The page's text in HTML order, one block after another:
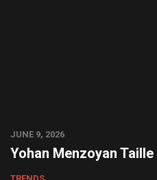
JUNE 9, 2026
Yohan Menzoyan Taille